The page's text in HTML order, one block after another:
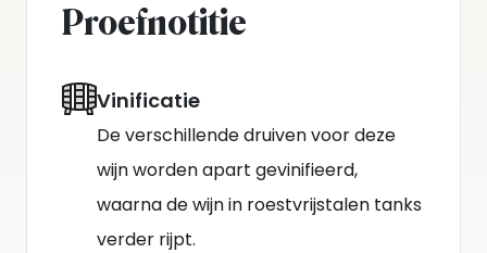
Proefnotitie
Vinificatie
De verschillende druiven voor deze
wijn worden apart gevinifieerd,
waarna de wijn in roestvrijstalen tanks
verder rijpt.